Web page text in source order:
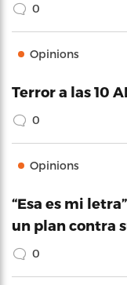
0
Opinions
Terror a las 10
0
Opinions
“Esa es mi
un plan contra
0